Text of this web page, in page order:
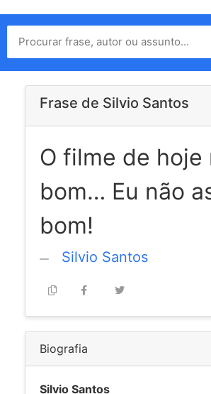
Frase de Silvio Santos
O filme de
bom… Eu não
bom!
Silvio Santos
Biografia
Silvio Santos